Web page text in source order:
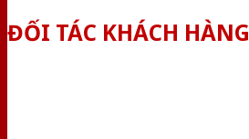
ĐỐI TÁC KHÁCH HÀNG